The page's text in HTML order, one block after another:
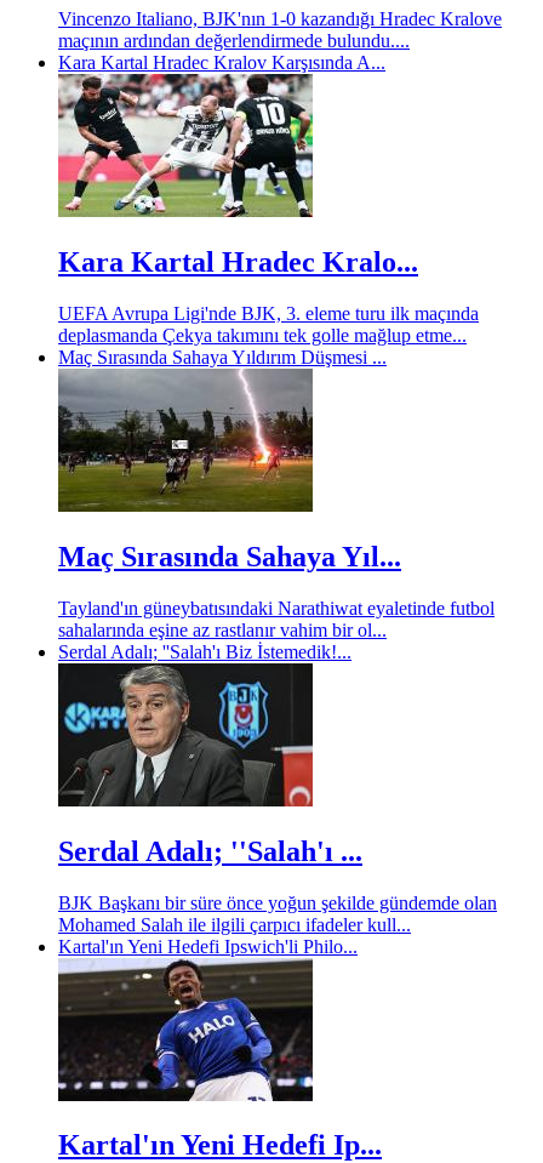
Vincenzo Italiano, BJK'nın 1-0 kazandığı Hradec Kralove
maçının ardından değerlendirmede bulundu....
Kara Kartal Hradec Kralov Karşısında A...
Kara Kartal Hradec Kralo...
UEFA Avrupa Ligi'nde BJK, 3. eleme turu ilk maçında
deplasmanda Çekya takımını tek golle mağlup etme...
Maç Sırasında Sahaya Yıldırım Düşmesi ...
Maç Sırasında Sahaya Yıl...
Tayland'ın güneybatısındaki Narathiwat eyaletinde futbol
sahalarında eşine az rastlanır vahim bir ol...
Serdal Adalı; ''Salah'ı Biz İstemedik!...
Serdal Adalı; ''Salah'ı ...
BJK Başkanı bir süre önce yoğun şekilde gündemde olan
Mohamed Salah ile ilgili çarpıcı ifadeler kull...
Kartal'ın Yeni Hedefi Ipswich'li Philo...
Kartal'ın Yeni Hedefi Ip...